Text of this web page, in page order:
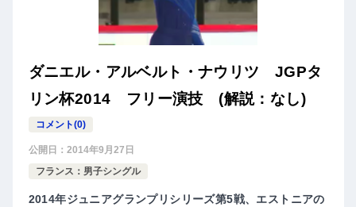
ダニエル・アルベルト・ナウリツ JGPタ
リン杯2014 フリー演技 (解説：なし)
コメント(0)
公開日： 2014年9月27日
フランス：男子シングル
2014年ジュニアグランプリシリーズ第5戦、エストニアの